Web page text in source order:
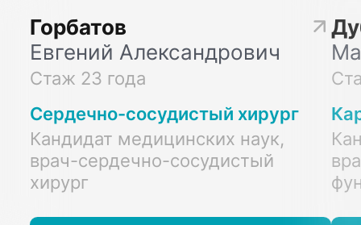
Горбатов
Евгений Александрович
Стаж 23 года
Сердечно-сосудистый хирург
Кандидат медицинских наук,
врач-сердечно-сосудистый
хирург